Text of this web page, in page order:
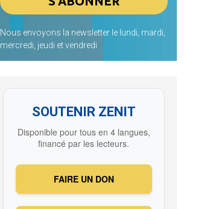
Nous envoyons la newsletter le lundi, mardi,
mercredi, jeudi et vendredi
SOUTENIR ZENIT
Disponible pour tous en 4 langues,
financé par les lecteurs.
FAIRE UN DON